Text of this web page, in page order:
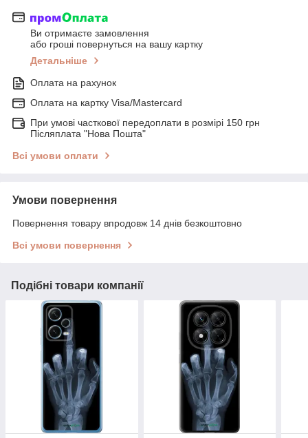
Ви отримаєте замовлення
або гроші повернуться на вашу картку
Детальніше
Оплата на рахунок
Оплата на картку Visa/Mastercard
При умові часткової передоплати в розмірі 150 грн
Післяплата "Нова Пошта"
Всі умови оплати
Умови повернення
Повернення товару впродовж 14 днів безкоштовно
Всі умови повернення
Подібні товари компанії